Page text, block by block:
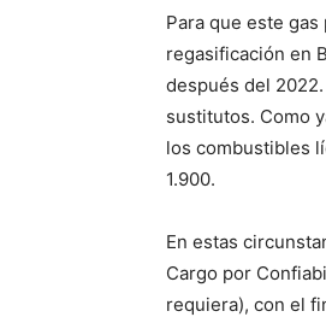
Para que este
regasificación en
después del
sustitutos. Como
los combustibles
1.900.
En estas
Cargo por
requiera), con el